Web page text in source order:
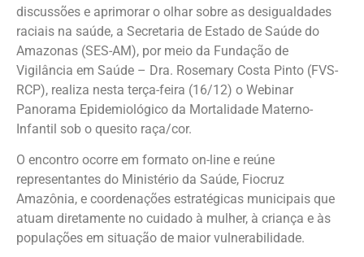
discussões e aprimorar o olhar sobre as desigualdades
raciais na saúde, a Secretaria de Estado de Saúde do
Amazonas (SES-AM), por meio da Fundação de
Vigilância em Saúde – Dra. Rosemary Costa Pinto (FVS-
RCP), realiza nesta terça-feira (16/12) o Webinar
Panorama Epidemiológico da Mortalidade Materno-
Infantil sob o quesito raça/cor.
O encontro ocorre em formato on-line e reúne
representantes do Ministério da Saúde, Fiocruz
Amazônia, e coordenações estratégicas municipais que
atuam diretamente no cuidado à mulher, à criança e às
populações em situação de maior vulnerabilidade.